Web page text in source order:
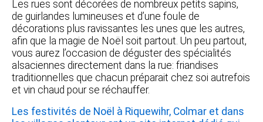
Les rues sont décorées de nombreux petits sapins,
de guirlandes lumineuses et d’une foule de
décorations plus ravissantes les unes que les autres,
afin que la magie de Noël soit partout. Un peu partout,
vous aurez l’occasion de déguster des spécialités
alsaciennes directement dans la rue: friandises
traditionnelles que chacun préparait chez soi autrefois
et vin chaud pour se réchauffer.
Les festivités de Noël à Riquewihr, Colmar et dans